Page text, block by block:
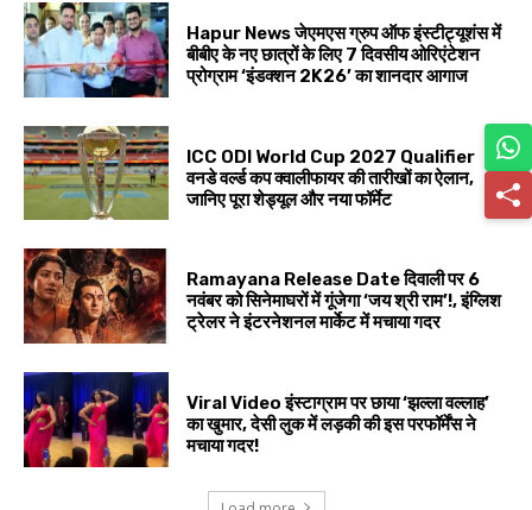
Hapur News जेएमएस ग्रुप ऑफ इंस्टीट्यूशंस में
बीबीए के नए छात्रों के लिए 7 दिवसीय ओरिएंटेशन
प्रोग्राम ‘इंडक्शन 2K26’ का शानदार आगाज
ICC ODI World Cup 2027 Qualifier
वनडे वर्ल्ड कप क्वालीफायर की तारीखों का ऐलान,
जानिए पूरा शेड्यूल और नया फॉर्मेट
Ramayana Release Date दिवाली पर 6
नवंबर को सिनेमाघरों में गूंजेगा ‘जय श्री राम’!, इंग्लिश
ट्रेलर ने इंटरनेशनल मार्केट में मचाया गदर
Viral Video इंस्टाग्राम पर छाया ‘झल्ला वल्लाह’
का खुमार, देसी लुक में लड़की की इस परफॉर्मेंस ने
मचाया गदर!